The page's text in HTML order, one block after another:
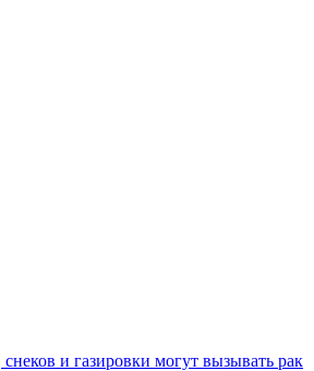
и газировки могут вызывать рак